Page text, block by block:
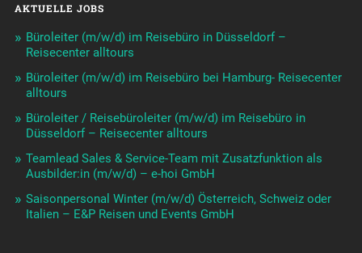
AKTUELLE JOBS
Büroleiter (m/w/d) im Reisebüro in Düsseldorf –
Reisecenter alltours
Büroleiter (m/w/d) im Reisebüro bei Hamburg- Reisecenter
alltours
Büroleiter / Reisebüroleiter (m/w/d) im Reisebüro in
Düsseldorf – Reisecenter alltours
Teamlead Sales & Service-Team mit Zusatzfunktion als
Ausbilder:in (m/w/d) – e-hoi GmbH
Saisonpersonal Winter (m/w/d) Österreich, Schweiz oder
Italien – E&P Reisen und Events GmbH